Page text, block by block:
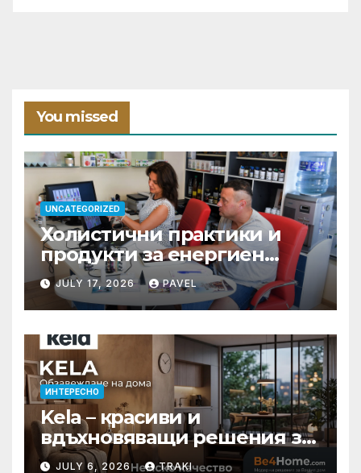
You missed
UNCATEGORIZED
Холистични практики и
продукти за енергиен
баланс в ежедневието
JULY 17, 2026 PAVEL
ИНТЕРЕСНО
Kela – красиви и
вдъхновяващи решения за
вашия дом
JULY 6, 2026 TRAKI